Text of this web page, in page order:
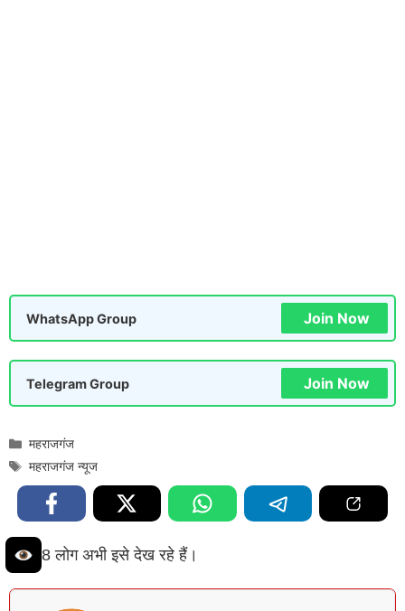
WhatsApp Group Join Now
Telegram Group Join Now
Categories
महराजगंज
Tags
महराजगंज न्यूज
8 लोग अभी इसे देख रहे हैं।